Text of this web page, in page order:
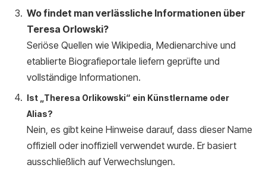
Wo findet man verlässliche Informationen über
Teresa Orlowski?
Seriöse Quellen wie Wikipedia, Medienarchive und
etablierte Biografieportale liefern geprüfte und
vollständige Informationen.
Ist „Theresa Orlikowski“ ein Künstlername oder
Alias?
Nein, es gibt keine Hinweise darauf, dass dieser Name
offiziell oder inoffiziell verwendet wurde. Er basiert
ausschließlich auf Verwechslungen.